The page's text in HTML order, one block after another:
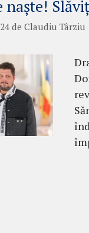
naște!
de Claudiu Târziu